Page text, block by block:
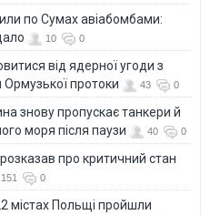
по Сумах авіабомбами:
10 0
від ядерної угоди з
Ормузької протоки
43 0
знову пропускає танкери й
моря після паузи
40 0
про критичний стан
151 0
містах Польщі пройшли